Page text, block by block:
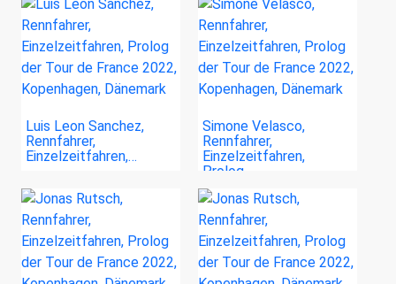
Luis Leon Sanchez,
Rennfahrer,
Einzelzeitfahren,…
Simone Velasco,
Rennfahrer,
Einzelzeitfahren,
Prolog…